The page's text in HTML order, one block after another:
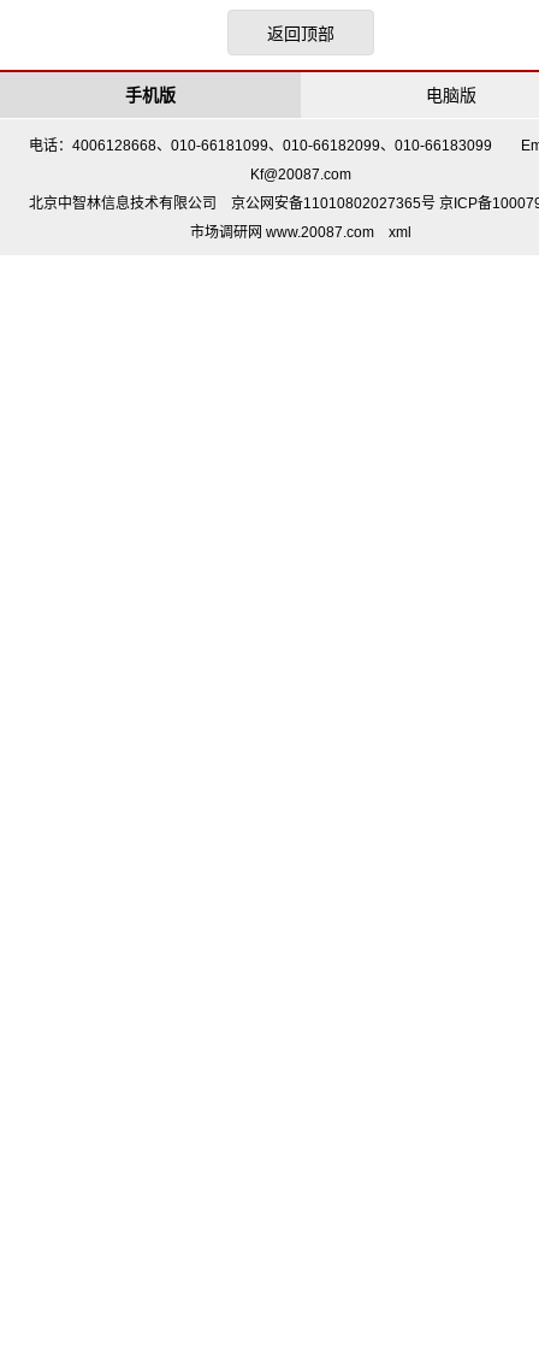
返回顶部
电脑版
手机版
电话：4006128668、010-66181099、010-66182099、010-66183099
Kf@20087.com
北京中智林信息技术有限公司 京公网安备11010802027365号 京ICP备
市场调研网 www.20087.com
xml